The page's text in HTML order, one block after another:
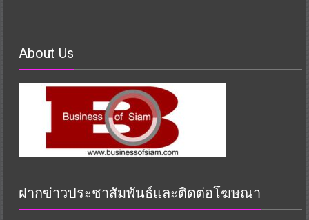
About Us
ฝากข่าวประชาสัมพันธ์และติดต่อโฆษณา